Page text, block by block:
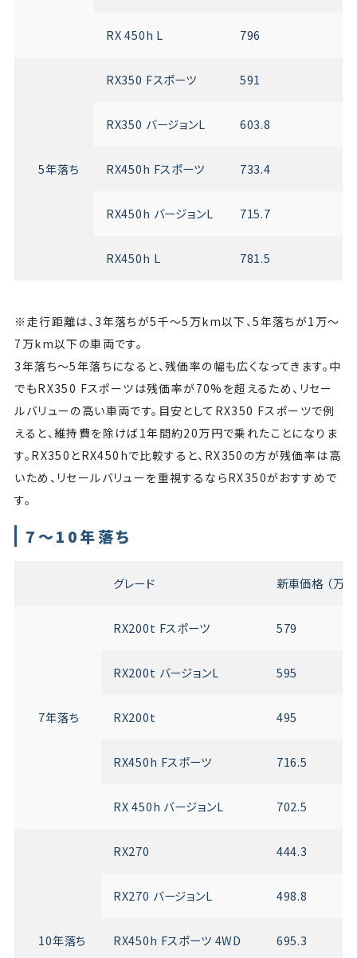
RX 450h L 796
5年落ち
RX350 Fスポーツ 591
RX350 バージョンL 603.8
RX450h Fスポーツ 733.4
RX450h バージョンL 715.7
RX450h L 781.5
※走行距離は、3年落ちが5千〜5万km以下、5年落ちが1万〜
7万km以下の車両です。
3年落ち〜5年落ちになると、残価率の幅も広くなってきます。中
でもRX350 Fスポーツは残価率が70%を超えるため、リセー
ルバリューの高い車両です。目安としてRX350 Fスポーツで例
えると、維持費を除けば1年間約20万円で乗れたことになりま
す。RX350とRX450hで比較すると、RX350の方が残価率は高
いため、リセールバリューを重視するならRX350がおすすめで
す。
7～10年落ち
グレード 新車価格 （万
7年落ち
RX200t Fスポーツ 579
RX200t バージョンL 595
RX200t 495
RX450h Fスポーツ 716.5
RX 450h バージョンL 702.5
10年落ち
RX270 444.3
RX270 バージョンL 498.8
RX450h Fスポーツ 4WD 695.3